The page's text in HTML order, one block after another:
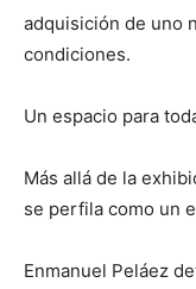
adquisición de uno
condiciones.
Un espacio para
Más allá de la
se perfila como un
Enmanuel Peláez